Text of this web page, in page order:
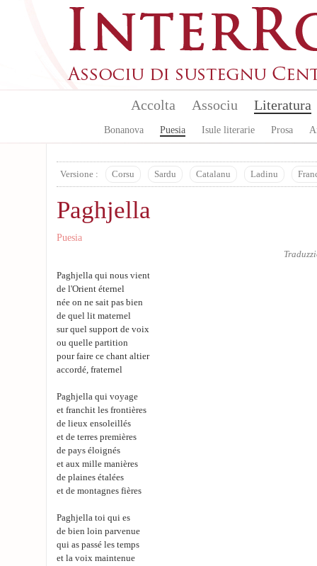
Accolta Associu Literatura
Bonanova Puesia Isule literarie Prosa
Versione : Corsu Sardu Catalanu Ladinu
Paghjella
Puesia
Paghjella qui nous vient
de l'Orient éternel
née on ne sait pas bien
de quel lit maternel
sur quel support de voix
ou quelle partition
pour faire ce chant altier
accordé, fraternel
Paghjella qui voyage
et franchit les frontières
de lieux ensoleillés
et de terres premières
de pays éloignés
et aux mille manières
de plaines étalées
et de montagnes fières
Paghjella toi qui es
de bien loin parvenue
qui as passé les temps
et la voix maintenue